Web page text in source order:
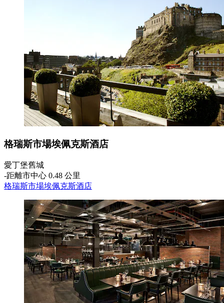
格瑞斯市場埃佩克斯酒店
愛丁堡舊城
‐距離市中心 0.48 公里
格瑞斯市場埃佩克斯酒店